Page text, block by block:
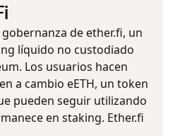
gobernanza de ether.fi, un
líquido no custodiado
Los usuarios hacen
a cambio eETH, un token
pueden seguir utilizando
en staking. Ether.fi